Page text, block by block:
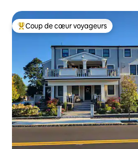
Coups de cœur voyageurs les plus
Coup de cœur voyageurs